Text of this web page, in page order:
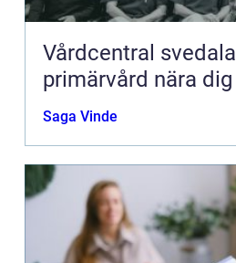
Vårdcentral svedala trygg
primärvård nära dig
Saga Vinde